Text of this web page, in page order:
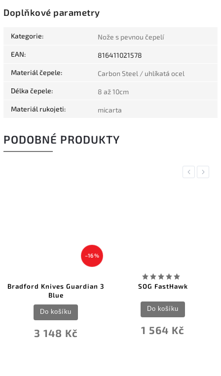
Doplňkové parametry
Kategorie: Nože s pevnou čepelí
EAN: 816411021578
Materiál čepele: Carbon Steel / uhlíkatá ocel
Délka čepele: 8 až 10cm
Materiál rukojeti: micarta
PODOBNÉ PRODUKTY
Previous
–16 %
Bradford Knives Guardian 3
Blue
3 148 Kč
Do košíku
SOG FastHawk
1 564 Kč
Do košíku
Next